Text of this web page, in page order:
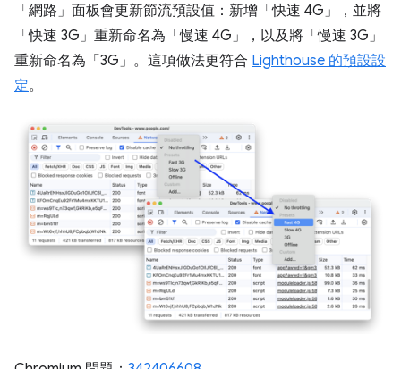
「網路」 面板會更新節流預設值：新增「快速 4G」
，並將
「快速 3G」 重新命名為「慢速 4G」
，以及將「慢速 3G」
重新命名為「3G」 。這項做法更符合 Lighthouse 的預設設
定。